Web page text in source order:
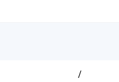
/